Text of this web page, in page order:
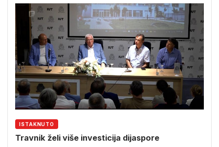
ISTAKNUTO
Travnik želi više investicija dijaspore